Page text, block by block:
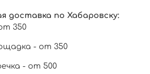
доставка по Хабаровску:
350
- от 350
- от 500